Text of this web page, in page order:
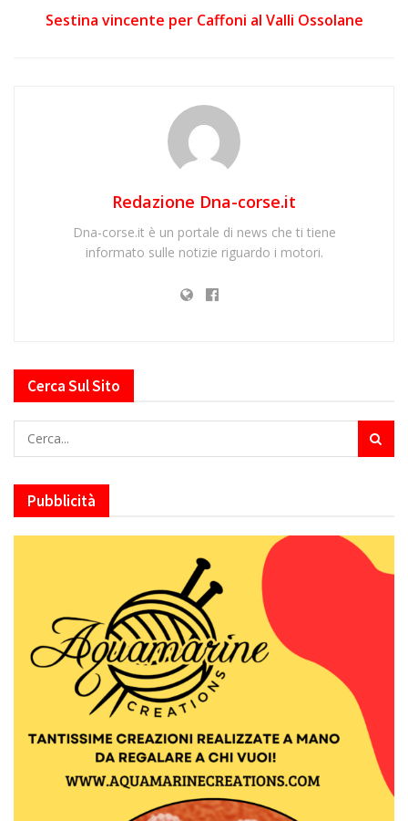
Sestina vincente per Caffoni al Valli Ossolane
Redazione Dna-corse.it
Dna-corse.it è un portale di news che ti tiene
informato sulle notizie riguardo i motori.
Cerca Sul Sito
Pubblicità